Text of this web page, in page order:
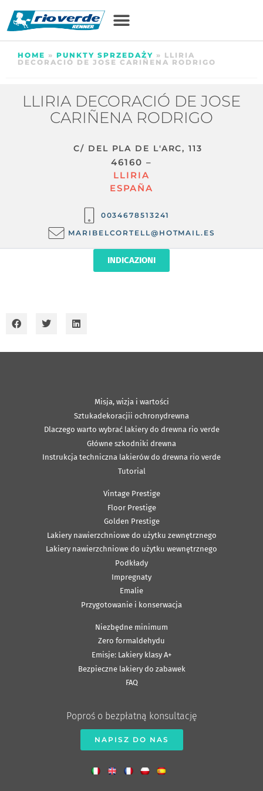
HOME » PUNKTY SPRZEDAŻY » LLIRIA
DECORACIÓ DE JOSE CARIÑENA RODRIGO
LLIRIA DECORACIÓ DE JOSE
CARIÑENA RODRIGO
C/ DEL PLA DE L'ARC, 113
46160 –
LLIRIA
ESPAÑA
0034678513241
MARIBELCORTELL@HOTMAIL.ES
INDICAZIONI
Misja, wizja i wartości
Sztukadekoracjii ochronydrewna
Dlaczego warto wybrać lakiery do drewna rio verde
Główne szkodniki drewna
Instrukcja techniczna lakierów do drewna rio verde
Tutorial
Vintage Prestige
Floor Prestige
Golden Prestige
Lakiery nawierzchniowe do użytku zewnętrznego
Lakiery nawierzchniowe do użytku wewnętrznego
Podkłady
Impregnaty
Emalie
Przygotowanie i konserwacja
Niezbędne minimum
Zero formaldehydu
Emisje: Lakiery klasy A+
Bezpieczne lakiery do zabawek
FAQ
Poproś o bezpłatną konsultację
NAPISZ DO NAS